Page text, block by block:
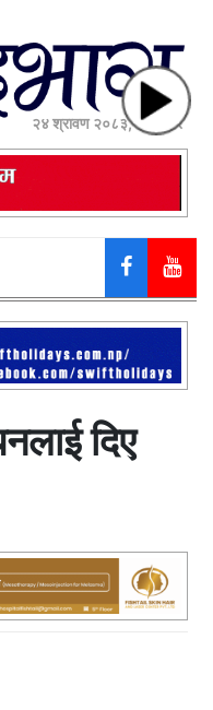
२४ श्रावण २०८३, आईतवार
दिए